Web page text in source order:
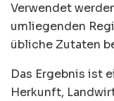
Verwendet
umliegenden
übliche Zutaten
Das Ergebnis ist
Herkunft,